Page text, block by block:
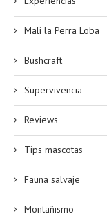
Mali la Perra Loba
Bushcraft
Supervivencia
Reviews
Tips mascotas
Fauna salvaje
Montañismo